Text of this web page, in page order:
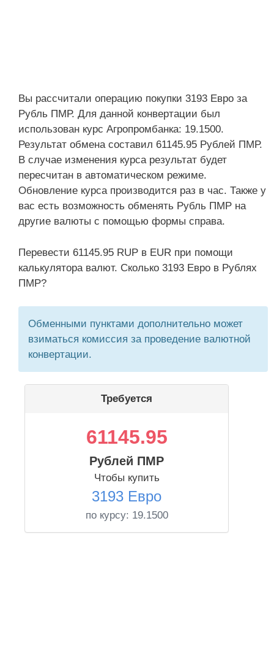
Вы рассчитали операцию покупки 3193 Евро за
Рубль ПМР. Для данной конвертации был
использован курс Агропромбанка: 19.1500.
Результат обмена составил 61145.95 Рублей ПМР.
В случае изменения курса результат будет
пересчитан в автоматическом режиме.
Обновление курса производится раз в час. Также у
вас есть возможность обменять Рубль ПМР на
другие валюты с помощью формы справа.
Перевести 61145.95 RUP в EUR при помощи
калькулятора валют. Сколько 3193 Евро в Рублях
ПМР?
Обменными пунктами дополнительно может
взиматься комиссия за проведение валютной
конвертации.
Требуется
61145.95
Рублей ПМР
Чтобы купить
3193 Евро
по курсу: 19.1500